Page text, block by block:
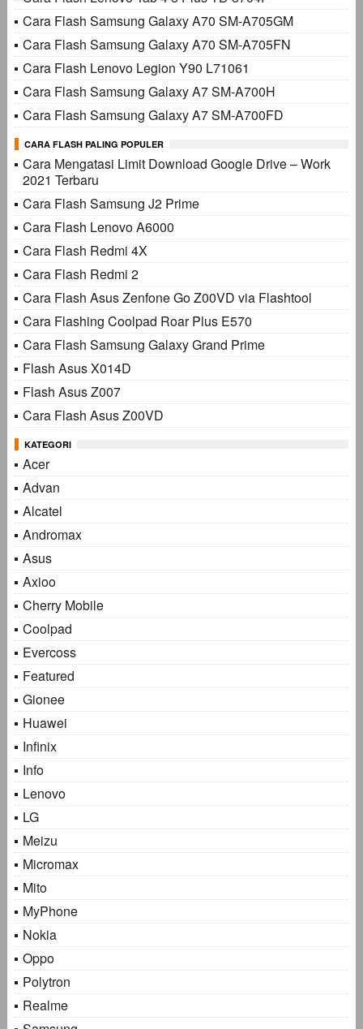
Cara Flash Samsung Galaxy A70 SM-A705GM
Cara Flash Samsung Galaxy A70 SM-A705FN
Cara Flash Lenovo Legion Y90 L71061
Cara Flash Samsung Galaxy A7 SM-A700H
Cara Flash Samsung Galaxy A7 SM-A700FD
CARA FLASH PALING POPULER
Cara Mengatasi Limit Download Google Drive – Work
2021 Terbaru
Cara Flash Samsung J2 Prime
Cara Flash Lenovo A6000
Cara Flash Redmi 4X
Cara Flash Redmi 2
Cara Flash Asus Zenfone Go Z00VD via Flashtool
Cara Flashing Coolpad Roar Plus E570
Cara Flash Samsung Galaxy Grand Prime
Flash Asus X014D
Flash Asus Z007
Cara Flash Asus Z00VD
KATEGORI
Acer
Advan
Alcatel
Andromax
Asus
Axioo
Cherry Mobile
Coolpad
Evercoss
Featured
Gionee
Huawei
Infinix
Info
Lenovo
LG
Meizu
Micromax
Mito
MyPhone
Nokia
Oppo
Polytron
Realme